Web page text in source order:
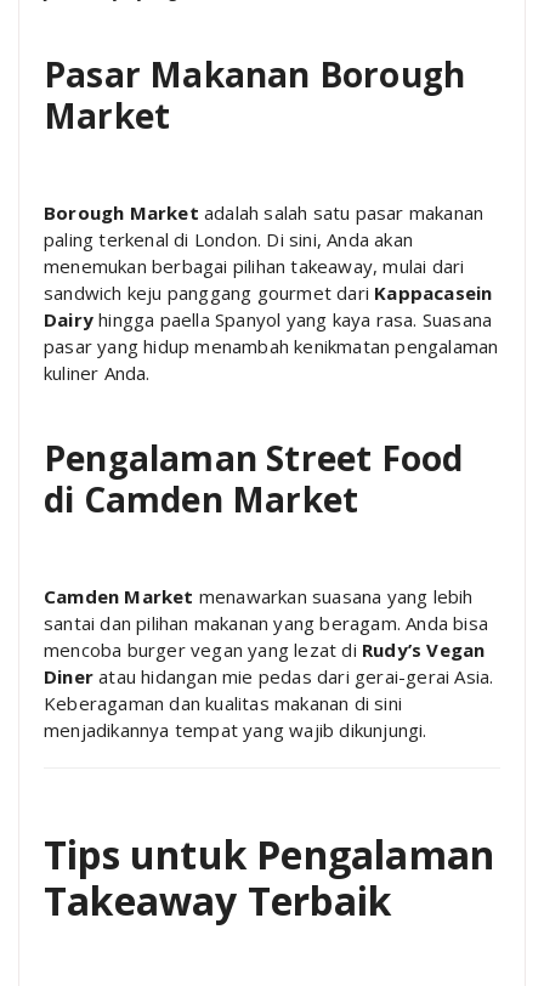
Pasar Makanan Borough
Market
Borough Market adalah salah satu pasar makanan
paling terkenal di London. Di sini, Anda akan
menemukan berbagai pilihan takeaway, mulai dari
sandwich keju panggang gourmet dari Kappacasein
Dairy hingga paella Spanyol yang kaya rasa. Suasana
pasar yang hidup menambah kenikmatan pengalaman
kuliner Anda.
Pengalaman Street Food
di Camden Market
Camden Market menawarkan suasana yang lebih
santai dan pilihan makanan yang beragam. Anda bisa
mencoba burger vegan yang lezat di Rudy’s Vegan
Diner atau hidangan mie pedas dari gerai-gerai Asia.
Keberagaman dan kualitas makanan di sini
menjadikannya tempat yang wajib dikunjungi.
Tips untuk Pengalaman
Takeaway Terbaik